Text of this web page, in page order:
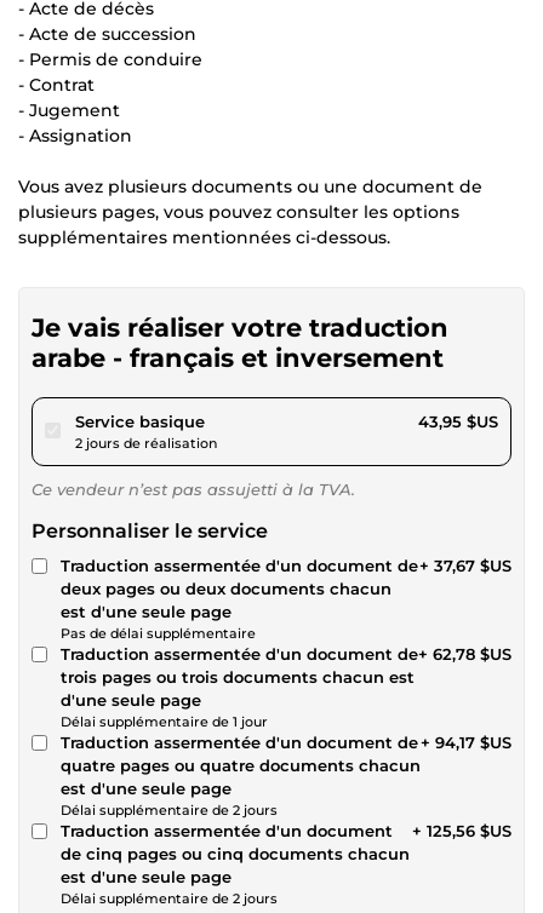
- Acte de décès
- Acte de succession
- Permis de conduire
- Contrat
- Jugement
- Assignation
Vous avez plusieurs documents ou une document de
plusieurs pages, vous pouvez consulter les options
supplémentaires mentionnées ci-dessous.
Je vais réaliser votre traduction
arabe - français et inversement
Service basiquepour 40,50 $US
2 jours de réalisation
43,95 $US
Ce vendeur n’est pas assujetti à la TVA.
Personnaliser le service
Traduction assermentée d'un document de
deux pages ou deux documents chacun
est d'une seule page
Pas de délai supplémentaire
+ 37,67 $US
Traduction assermentée d'un document de
trois pages ou trois documents chacun est
d'une seule page
Délai supplémentaire de 1 jour
+ 62,78 $US
Traduction assermentée d'un document de
quatre pages ou quatre documents chacun
est d'une seule page
Délai supplémentaire de 2 jours
+ 94,17 $US
Traduction assermentée d'un document
de cinq pages ou cinq documents chacun
est d'une seule page
Délai supplémentaire de 2 jours
+ 125,56 $US